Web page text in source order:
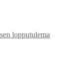
lopputulema